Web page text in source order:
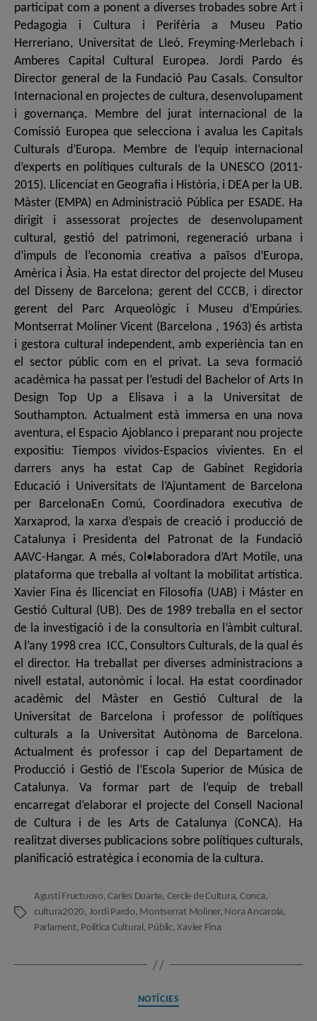
participat com a ponent a diverses trobades sobre Art i
Pedagogia i Cultura i Perifèria a Museu Patio
Herreriano, Universitat de Lleó, Freyming-Merlebach i
Amberes Capital Cultural Europea. Jordi Pardo és
Director general de la Fundació Pau Casals. Consultor
Internacional en projectes de cultura, desenvolupament
i governança. Membre del jurat internacional de la
Comissió Europea que selecciona i avalua les Capitals
Culturals d’Europa. Membre de l’equip internacional
d’experts en polítiques culturals de la UNESCO (2011-
2015). Llicenciat en Geografia i Història, i DEA per la UB.
Màster (EMPA) en Administració Pública per ESADE. Ha
dirigit i assessorat projectes de desenvolupament
cultural, gestió del patrimoni, regeneració urbana i
d’impuls de l’economia creativa a països d’Europa,
Amèrica i Àsia. Ha estat director del projecte del Museu
del Disseny de Barcelona; gerent del CCCB, i director
gerent del Parc Arqueològic i Museu d’Empúries.
Montserrat Moliner Vicent (Barcelona , 1963) és artista
i gestora cultural independent, amb experiència tan en
el sector públic com en el privat. La seva formació
acadèmica ha passat per l’estudi del Bachelor of Arts In
Design Top Up a Elisava i a la Universitat de
Southampton. Actualment està immersa en una nova
aventura, el Espacio Ajoblanco i preparant nou projecte
expositiu: Tiempos vividos-Espacios vivientes. En el
darrers anys ha estat Cap de Gabinet Regidoria
Educació i Universitats de l’Ajuntament de Barcelona
per BarcelonaEn Comú, Coordinadora executiva de
Xarxaprod, la xarxa d’espais de creació i producció de
Catalunya i Presidenta del Patronat de la Fundació
AAVC-Hangar. A més, Col•laboradora d’Art Motile, una
plataforma que treballa al voltant la mobilitat artística.
Xavier Fina és llicenciat en Filosofía (UAB) i Máster en
Gestió Cultural (UB). Des de 1989 treballa en el sector
de la investigació i de la consultoria en l’àmbit cultural.
A l’any 1998 crea ICC, Consultors Culturals, de la qual és
el director. Ha treballat per diverses administracions a
nivell estatal, autonòmic i local. Ha estat coordinador
acadèmic del Màster en Gestió Cultural de la
Universitat de Barcelona i professor de polítiques
culturals a la Universitat Autònoma de Barcelona.
Actualment és professor i cap del Departament de
Producció i Gestió de l’Escola Superior de Música de
Catalunya. Va formar part de l’equip de treball
encarregat d’elaborar el projecte del Consell Nacional
de Cultura i de les Arts de Catalunya (CoNCA). Ha
realitzat diverses publicacions sobre polítiques culturals,
planificació estratègica i economia de la cultura.
Etiquetes
Agustí Fructuoso,Carles Duarte, Cercle de Cultura, Conca,
cultura2020, Jordi Pardo, Montserrat Moliner, Nora Ancarola,
Parlament, Política Cultural, Públic,Xavier Fina
Categories
NOTÍCIES